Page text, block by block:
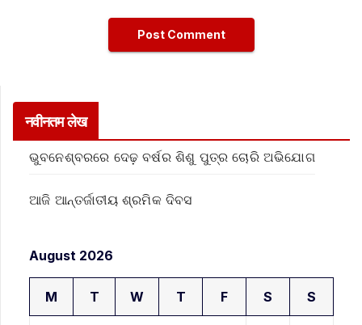
नवीनतम लेख
ଭୁବନେଶ୍ବରରେ ଦେଢ଼ ବର୍ଷର ଶିଶୁ ପୁତ୍ର ଚୋରି ଅଭିଯୋଗ
ଆଜି ଆନ୍ତର୍ଜାତୀୟ ଶ୍ରମିକ ଦିବସ
August 2026
M T W T F S S